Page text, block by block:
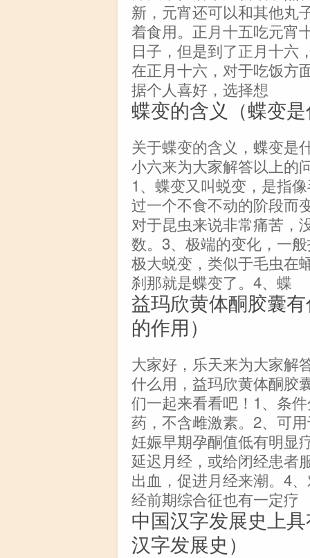
新，元宵还可以和其他丸
着食用。正月十五吃元宵
日子，但是到了正月十六
在正月十六，对于吃饭方
据个人喜好，选择想
蝶变的含义（蝶变
关于蝶变的含义，蝶变是
小六来为大家解答以上的
1、蝶变又叫蜕变，是指
过一个不食不动的阶段而
对于昆虫来说非常痛苦，
数。3、极端的变化，一
极大蜕变，类似于毛虫在
刹那就是蝶变了。4、蝶
益玛欣黄体酮胶囊
的作用）
大家好，乐天来为大家解
什么用，益玛欣黄体酮胶
们一起来看看吧！1、条
药，不含雌激素。2、可
妊娠早期孕酮值低有明显
延迟月经，或给闭经患者
出血，促进月经来潮。4
经前期综合征也有一定疗
中国汉字发展史上
汉字发展史）